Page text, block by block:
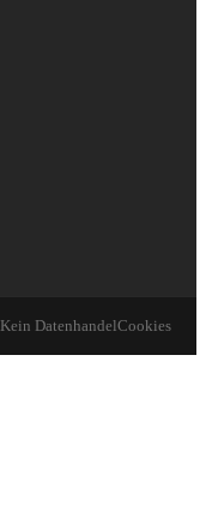
Kein DatenhandelCookies